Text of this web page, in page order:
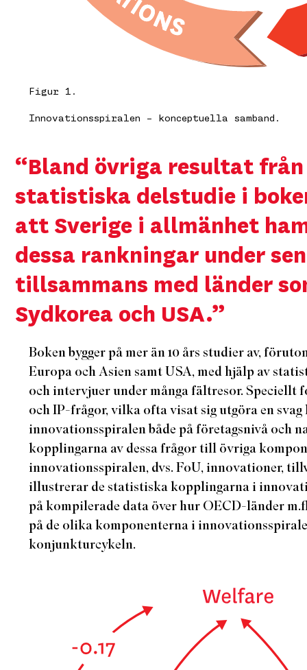
Figur 1.
Innovationsspiralen – konceptuella samband.
“Bland övriga resultat från
statistiska delstudie i
att Sverige i allmänhet
dessa rankningar under
tillsammans med länder
Sydkorea och USA.”
Boken bygger på mer än 10 års studier av,
Europa och Asien samt USA, med hjälp av
och intervjuer under många fältresor. Speciellt
och IP-frågor, vilka ofta visat sig utgöra en
innovationsspiralen både på företagsnivå och
kopplingarna av dessa frågor till övriga
innovationsspiralen, dvs. FoU, innovationer,
illustrerar de statistiska kopplingarna i
på kompilerade data över hur OECD-länder
på de olika komponenterna i
konjunkturcykeln.